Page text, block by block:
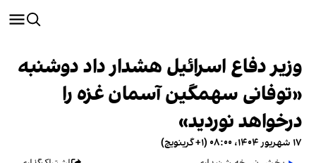
وزیر دفاع اسرائیل هشدار داد دوشنبه
«توفانی سهمگین آسمان غزه را
درخواهد نوردید»
۱۷ شهریور ۱۴۰۴، ۰۸:۰۰ (‎+۱ گرینویچ)